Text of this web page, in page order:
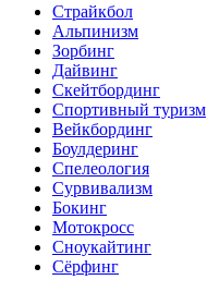
Страйкбол
Альпинизм
Зорбинг
Дайвинг
Скейтбординг
Спортивный туризм‎
Вейкбординг
Боулдеринг
Спелеология
Сурвивализм
Бокинг
Мотокросс
Сноукайтинг
Сёрфинг